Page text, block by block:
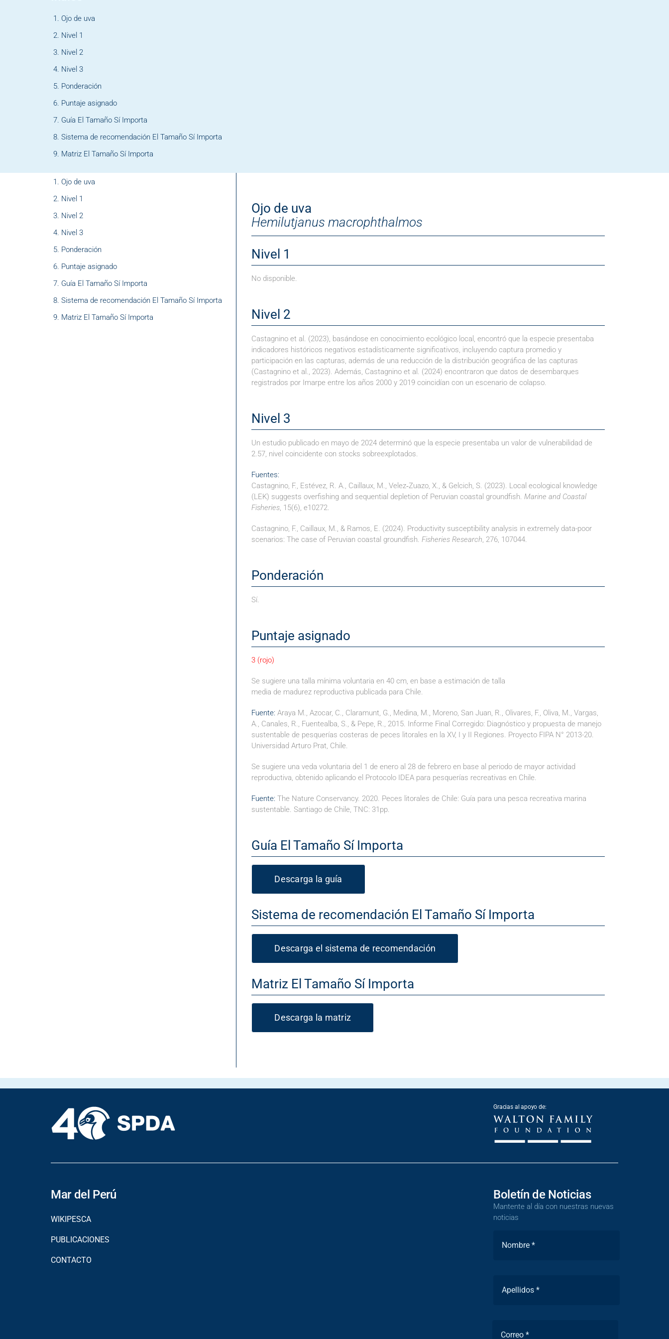
Ojo de uva
Nivel 1
Nivel 2
Nivel 3
Ponderación
Puntaje asignado
Guía El Tamaño Sí Importa
Sistema de recomendación El Tamaño Sí Importa
Matriz El Tamaño Sí Importa
Ojo de uva
Nivel 1
Nivel 2
Nivel 3
Ponderación
Puntaje asignado
Guía El Tamaño Sí Importa
Sistema de recomendación El Tamaño Sí Importa
Matriz El Tamaño Sí Importa
Ojo de uva
Hemilutjanus macrophthalmos
Nivel 1
No disponible.
Nivel 2
Castagnino et al. (2023), basándose en conocimiento ecológico local, encontró que la especie presentaba
indicadores históricos negativos estadísticamente significativos, incluyendo captura promedio y
participación en las capturas, además de una reducción de la distribución geográfica de las capturas
(Castagnino et al., 2023). Además, Castagnino et al. (2024) encontraron que datos de desembarques
registrados por Imarpe entre los años 2000 y 2019 coincidían con un escenario de colapso.
Nivel 3
Un estudio publicado en mayo de 2024 determinó que la especie presentaba un valor de vulnerabilidad de
2.57, nivel coincidente con stocks sobreexplotados.
Fuentes:
Castagnino, F., Estévez, R. A., Caillaux, M., Velez‐Zuazo, X., & Gelcich, S. (2023). Local ecological knowledge
(LEK) suggests overfishing and sequential depletion of Peruvian coastal groundfish.Marine and Coastal
Fisheries, 15(6), e10272.
Castagnino, F., Caillaux, M., & Ramos, E. (2024). Productivity susceptibility analysis in extremely data-poor
scenarios: The case of Peruvian coastal groundfish. Fisheries Research, 276, 107044.
Ponderación
Sí.
Puntaje asignado
3 (rojo)
Se sugiere una talla mínima voluntaria en 40 cm, en base a estimación de talla
media de madurez reproductiva publicada para Chile.
Fuente: Araya M., Azocar, C., Claramunt, G., Medina, M., Moreno, San Juan, R., Olivares, F., Oliva, M., Vargas,
A., Canales, R., Fuentealba, S., & Pepe, R., 2015. Informe Final Corregido: Diagnóstico y propuesta de manejo
sustentable de pesquerías costeras de peces litorales en la XV, I y II Regiones. Proyecto FIPA N° 2013-20.
Universidad Arturo Prat, Chile.
Se sugiere una veda voluntaria del 1 de enero al 28 de febrero en base al periodo de mayor actividad
reproductiva, obtenido aplicando el Protocolo IDEA para pesquerías recreativas en Chile.
Fuente:The Nature Conservancy. 2020. Peces litorales de Chile: Guía para una pesca recreativa marina
sustentable. Santiago de Chile, TNC: 31pp.
Guía El Tamaño Sí Importa
Descarga la guía
Sistema de recomendación El Tamaño Sí Importa
Descarga el sistema de recomendación
Matriz El Tamaño Sí Importa
Descarga la matriz
Gracias al apoyo de:
Mar del Perú
WIKIPESCA
PUBLICACIONES
CONTACTO
Boletín de Noticias
Mantente al día con nuestras nuevas
noticias